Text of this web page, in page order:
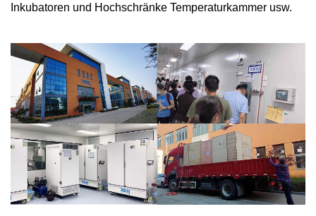
Inkubatoren und Hochschränke Temperaturkammer usw.